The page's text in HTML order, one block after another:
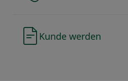
Kunde werden